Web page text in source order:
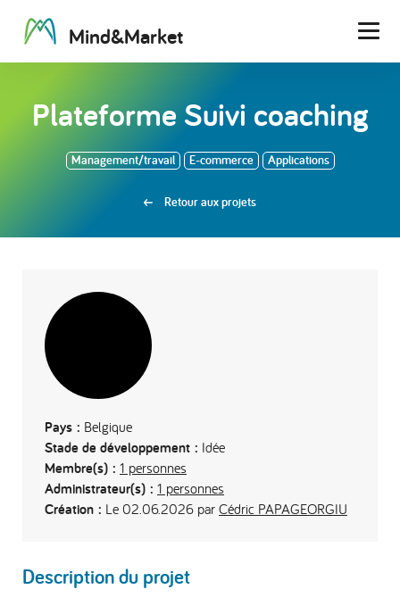
Mind&Market
Plateforme Suivi coaching
Management/travail E-commerce Applications
Retour aux projets
Pays : Belgique
Stade de développement : Idée
Membre(s) : 1 personnes
Administrateur(s) : 1 personnes
Création : Le 02.06.2026 par Cédric PAPAGEORGIU
Description du projet